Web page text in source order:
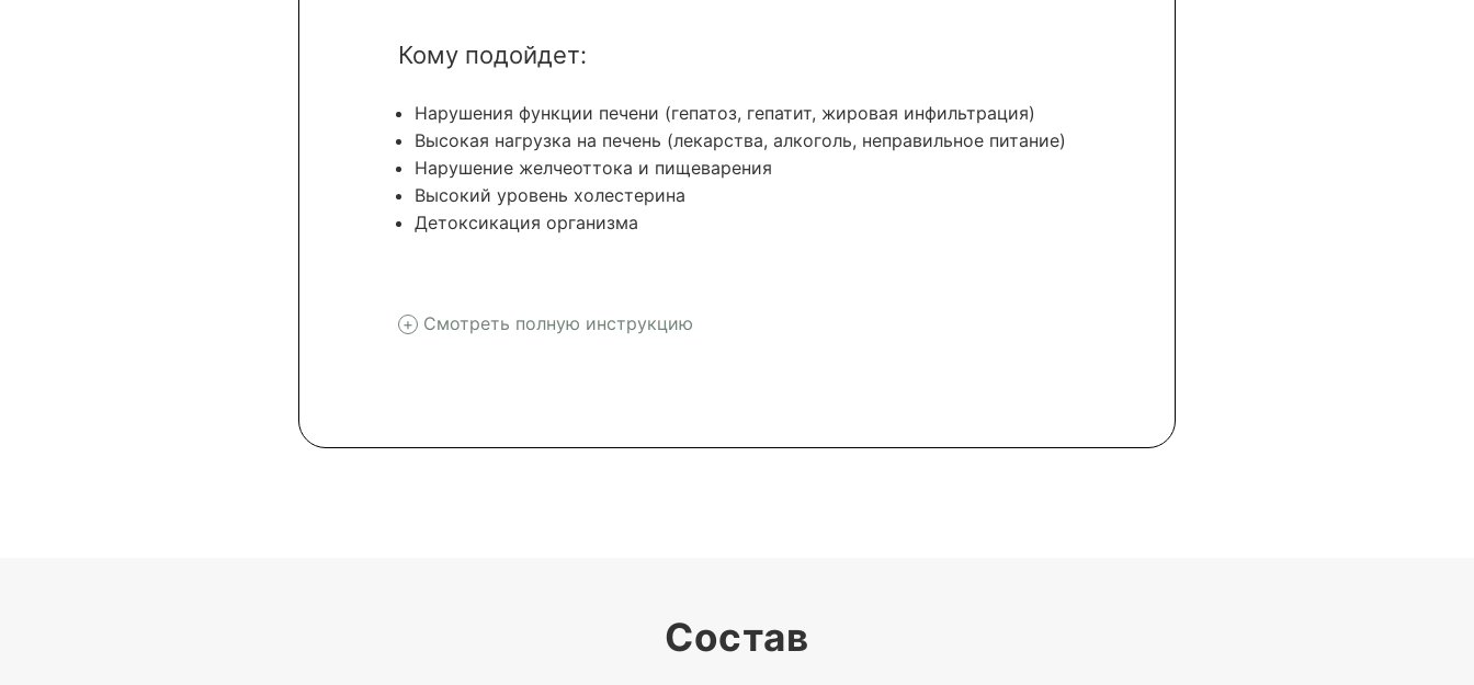
Кому подойдет:
Нарушения функции печени (гепатоз, гепатит, жировая инфильтрация)
Высокая нагрузка на печень (лекарства, алкоголь, неправильное питание)
Нарушение желчеоттока и пищеварения
Высокий уровень холестерина
Детоксикация организма
Смотреть полную инструкцию
Состав